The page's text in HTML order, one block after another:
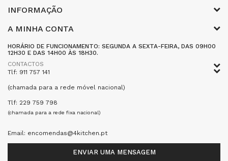
INFORMAÇÃO
A MINHA CONTA
HORÁRIO DE FUNCIONAMENTO: SEGUNDA A SEXTA-FEIRA, DAS 09H00
12H30 E DAS 14H00 ÀS 18H30.
CONTACTOS
Tlf: 911 757 141
(chamada para a rede móvel nacional)
Tlf: 229 759 798
(chamada para a rede fixa nacional)
Email: encomendas@4kitchen.pt
ENVIAR UMA MENSAGEM